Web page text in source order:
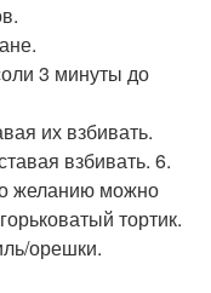
3 минуты до
их взбивать.
взбивать. 6.
желанию можно
тортик.
орешки.